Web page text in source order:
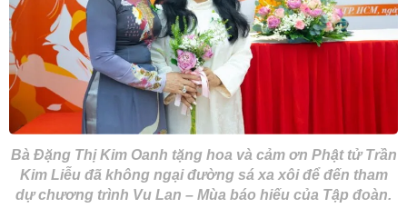
Bà Đặng Thị Kim Oanh tặng hoa và cảm ơn Phật tử Trần
Kim Liễu đã không ngại đường sá xa xôi để đến tham
dự chương trình Vu Lan – Mùa báo hiếu của Tập đoàn.